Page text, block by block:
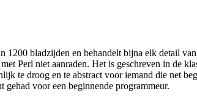
1200 bladzijden en behandelt bijna elk detail
Perl niet aanraden. Het is geschreven in de
te droog en te abstract voor iemand die net
voor een beginnende programmeur.